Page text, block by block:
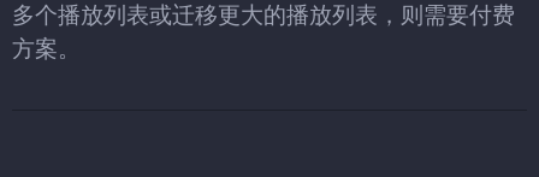
多个播放列表或迁移更大的播放列表，则需要付费
方案。